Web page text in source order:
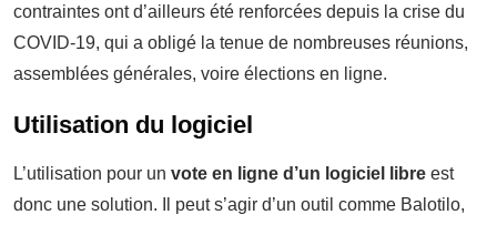
contraintes ont d’ailleurs été renforcées depuis la crise du
COVID-19, qui a obligé la tenue de nombreuses réunions,
assemblées générales, voire élections en ligne.
Utilisation du logiciel
L’utilisation pour un vote en ligne d’un logiciel libre est
donc une solution. Il peut s’agir d’un outil comme Balotilo,